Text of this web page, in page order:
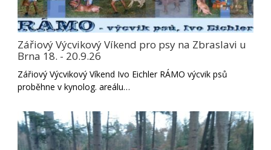
Zářiový Výcvikový Víkend pro psy na Zbraslavi u
Brna 18. - 20.9.26
Zářiový Výcvikový Víkend Ivo Eichler RÁMO výcvik psů
proběhne v kynolog. areálu…